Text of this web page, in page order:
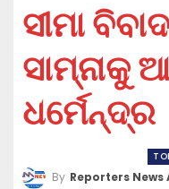
ସୀମା
ସାମ୍ନାକୁ
ଧର୍ମେନ୍ଦ୍ର
By Reporters News